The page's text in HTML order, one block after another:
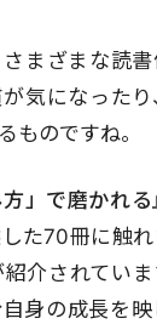
まざまな読
気になった
ものですね。
」で磨かれる
た70冊に触
介されてい
身の成長を